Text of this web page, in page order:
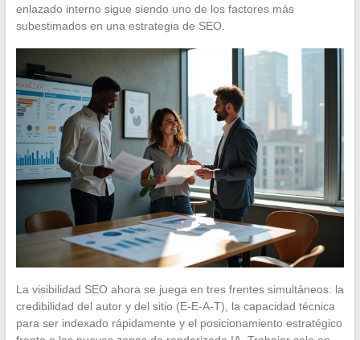
enlazado interno sigue siendo uno de los factores más
subestimados en una estrategia de SEO.
La visibilidad SEO ahora se juega en tres frentes simultáneos: la
credibilidad del autor y del sitio (E-E-A-T), la capacidad técnica
para ser indexado rápidamente y el posicionamiento estratégico